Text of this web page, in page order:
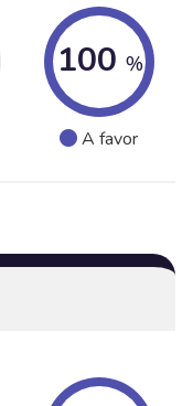
100 %
A favor